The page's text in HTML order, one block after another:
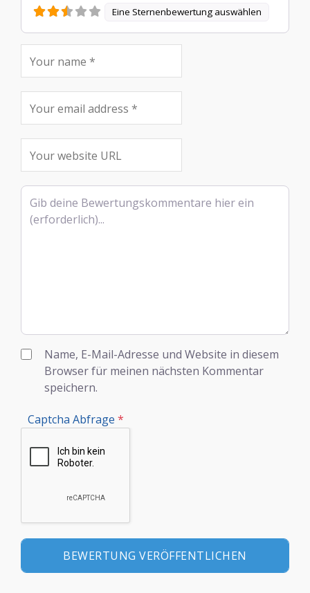
Eine Sternenbewertung auswählen
Rezensionstext
Name, E-Mail-Adresse und Website in diesem
Browser für meinen nächsten Kommentar
speichern.
Captcha Abfrage *